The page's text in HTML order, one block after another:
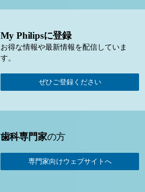
My Philipsに登録
お得な情報や最新情報を配信していま
す。
ぜひご登録ください
歯科専門家の方
専門家向けウェブサイトへ